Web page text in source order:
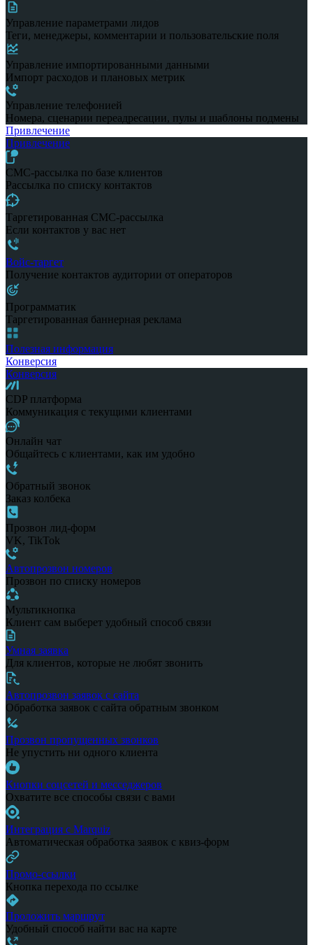
Управление параметрами лидов
Теги, менеджеры, комментарии и пользовательские поля
Управление импортированными данными
Импорт расходов и плановых метрик
Управление телефонией
Номера, сценарии переадресации, пулы и шаблоны подмены
Привлечение
Привлечение
СМС-рассылка по базе клиентов
Рассылка по списку контактов
Таргетированная СМС-рассылка
Если контактов у вас нет
Войс-таргет
Получение контактов аудитории от операторов
Программатик
Таргетированная баннерная реклама
Полезная информация
Конверсия
Конверсия
CDP платформа
Коммуникация с текущими клиентами
Онлайн чат
Общайтесь с клиентами, как им удобно
Обратный звонок
Заказ колбека
Прозвон лид-форм
VK, TikTok
Автопрозвон номеров
Прозвон по списку номеров
Мультикнопка
Клиент сам выберет удобный способ связи
Умная заявка
Для клиентов, которые не любят звонить
Автопрозвон заявок с сайта
Обработка заявок с сайта обратным звонком
Прозвон пропущенных звонков
Не упустить ни одного клиента
Кнопки соцсетей и месседжеров
Охватите все способы связи с вами
Интеграция с Marquiz
Автоматическая обработка заявок с квиз-форм
Промо-ссылки
Кнопка перехода по ссылке
Проложить маршрут
Удобный способ найти вас на карте